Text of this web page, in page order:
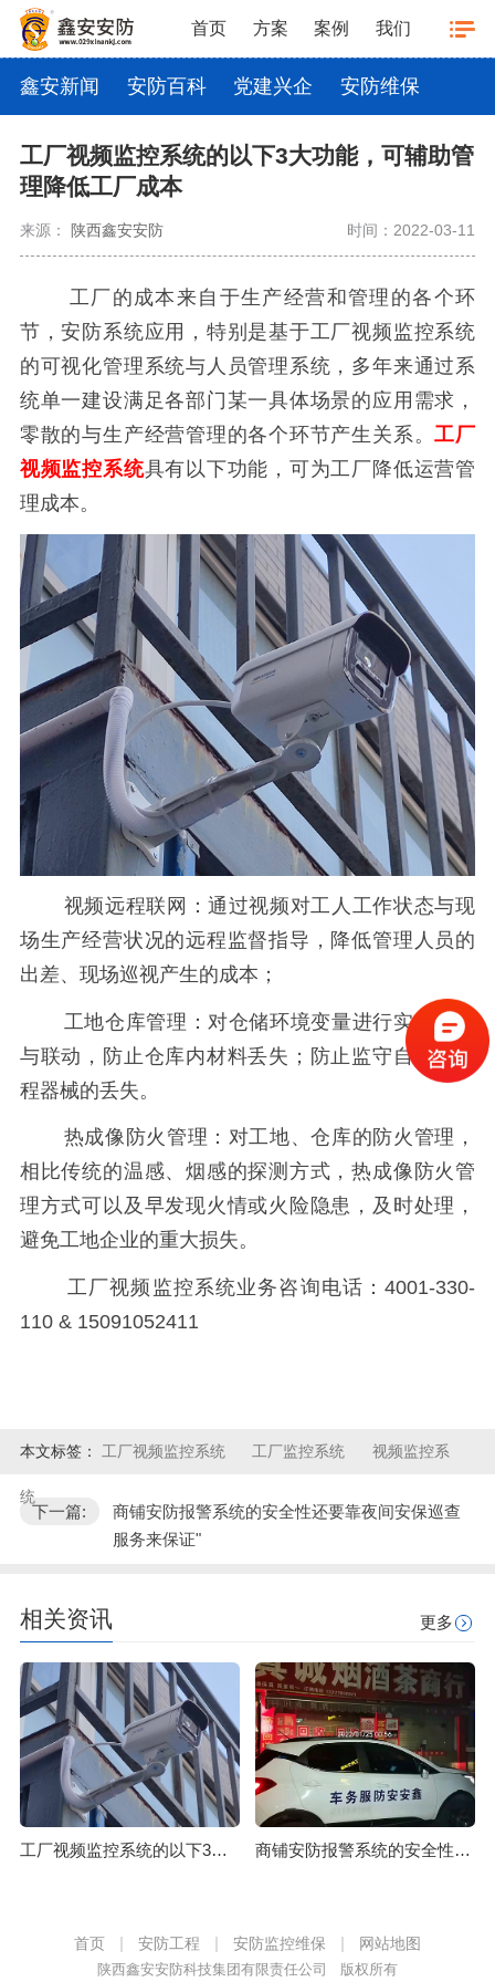
首页 方案 案例 我们
鑫安新闻 安防百科 党建兴企 安防维保
工厂视频监控系统的以下3大功能，可辅助管
理降低工厂成本
来源： 陕西鑫安安防 时间：2022-03-11
工厂的成本来自于生产经营和管理的各个环
节，安防系统应用，特别是基于工厂视频监控系统
的可视化管理系统与人员管理系统，多年来通过系
统单一建设满足各部门某一具体场景的应用需求，
零散的与生产经营管理的各个环节产生关系。工厂
视频监控系统具有以下功能，可为工厂降低运营管
理成本。
视频远程联网：通过视频对工人工作状态与现
场生产经营状况的远程监督指导，降低管理人员的
出差、现场巡视产生的成本；
工地仓库管理：对仓储环境变量进行实时采集
与联动，防止仓库内材料丢失；防止监守自盗，工
程器械的丢失。
热成像防火管理：对工地、仓库的防火管理，
相比传统的温感、烟感的探测方式，热成像防火管
理方式可以及早发现火情或火险隐患，及时处理，
避免工地企业的重大损失。
工厂视频监控系统业务咨询电话：4001-330-
110 & 15091052411
本文标签： 工厂视频监控系统 工厂监控系统 视频监控系
统
下一篇:
商铺安防报警系统的安全性还要靠夜间安保巡查
服务来保证"
相关资讯 更多
工厂视频监控系统的以下3大功能，可辅助管理降低工厂成本 商铺安防报警系统的安全性还要靠夜间安保巡查服务来保证
首页 安防工程 安防监控维保 网站地图
陕西鑫安安防科技集团有限责任公司 版权所有